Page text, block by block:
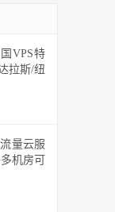
VPS特
拉斯/纽
量云服
机房可